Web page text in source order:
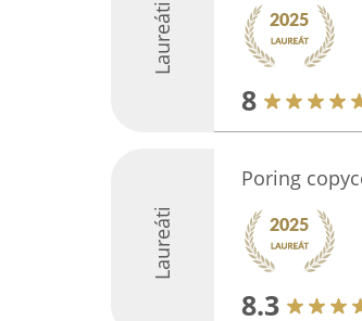
Laureáti
8
Laureáti
Poring
8.3